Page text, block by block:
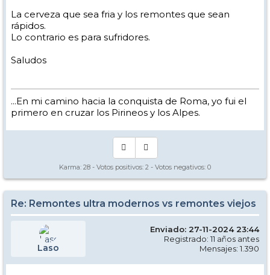
La cerveza que sea fria y los remontes que sean
rápidos.
Lo contrario es para sufridores.
Saludos
...En mi camino hacia la conquista de Roma, yo fui el
primero en cruzar los Pirineos y los Alpes.
Karma: 28 - Votos positivos: 2 - Votos negativos: 0
Re: Remontes ultra modernos vs remontes viejos
Laso
Enviado: 27-11-2024 23:44
Registrado: 11 años antes
Mensajes: 1.390